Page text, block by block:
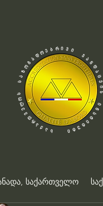
საქართველო